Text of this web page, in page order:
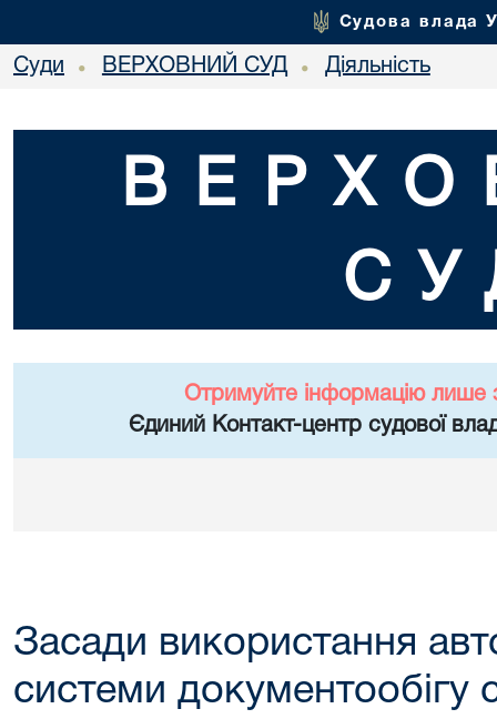
Судова влада
Суди • ВЕРХОВНИЙ СУД • Діяльність
Отримуйте інформацію лише
Єдиний Контакт-центр судової
Засади використання
системи документообігу